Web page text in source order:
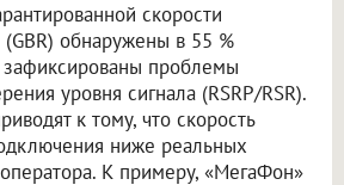
скорости
обнаружены в 55 %
зафиксированы проблемы
уровня сигнала (RSRP/RSR).
к тому, что скорость
ниже реальных
К примеру, «МегаФон»